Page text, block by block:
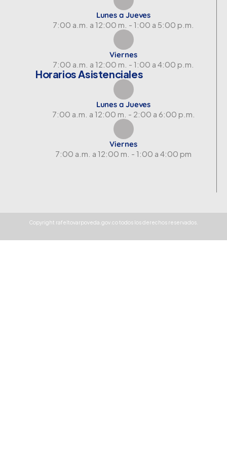
Lunes a Jueves
7:00 a.m. a 12:00 m. - 1:00 a 5:00 p.m.
Viernes
7:00 a.m. a 12:00 m. - 1:00 a 4:00 p.m.
Horarios Asistenciales
Lunes a Jueves
7:00 a.m. a 12:00 m. - 2:00 a 6:00 p.m.
Viernes
7:00 a.m. a 12:00 m. - 1:00 a 4:00 pm
Copyright rafeltovarpoveda.gov.co todos los derechos reservados.